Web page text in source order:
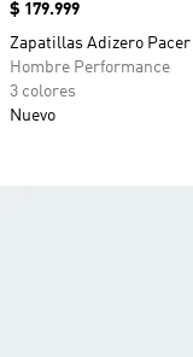
Precio
$ 179.999
Zapatillas Adizero Pacer
Hombre Performance
3 colores
Nuevo